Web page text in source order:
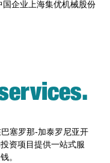
国企业上海集优机械股份
巴塞罗那-加泰罗尼亚开
资项目提供一站式服
。